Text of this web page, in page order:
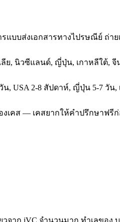
บบส่งเอกสารทางไปรษณีย์ ถ่
ย, นิวซีแลนด์, ญี่ปุ่น, เกาหลีใต้,
น, USA 2-8 สัปดาห์, ญี่ปุ่น 5-7 วัน,
เคส — เคสยากให้คำปรึกษาฟรี